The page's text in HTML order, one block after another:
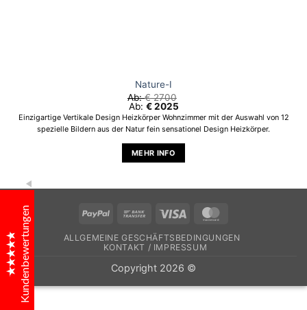
Nature-I
Ab:€2700
Ab: €2025
Einzigartige Vertikale Design Heizkörper Wohnzimmer mit der Auswahl von 12
spezielle Bildern aus der Natur fein sensationel Design Heizkörper.
MEHR INFO
mehrere
auf.
Optionen
können
PayPal
Bank
Visa
ALLGEMEINE GESCHÄFTSBEDINGUNGEN
KONTAKT / IMPRESSUM
Copyright 2026 ©
Kundenbewertungen
Frau Annette Bolz
Frau Karolina Lüft
Wunderschönes Design - Unsere Gäste merken gar
nicht, dass sie vor einem Heizkörper stehen sondern
halten sie für Kunstgegenstände. So wunderbar kann
Design, Funktionalität und Qualität verbunden sein.
4.9